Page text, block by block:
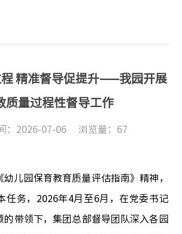
精准督导促提升——我园开展
质量过程性督导工作
：2026-07-06 浏览量： 67
幼儿园保育教育质量评估指南》精神，
任务， 2026年4月至6月，在党委书记
的带领下，集团总部督导团队深入各园